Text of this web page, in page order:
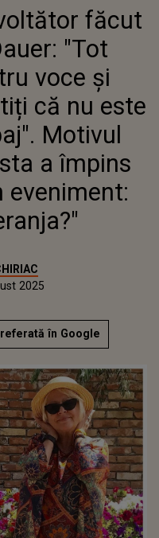
MIRABELA DAUER:
PENTRU VOCE
DAR SĂ ȘTIȚI CĂ
LA PRIMUL DERAPAJ".
PENTRU CARE
A ÎMPINS UN INVITAT
"CU CE O
făcut
"Tot
voce și
că nu este
Motivul
a împins
eveniment:
2025
în Google